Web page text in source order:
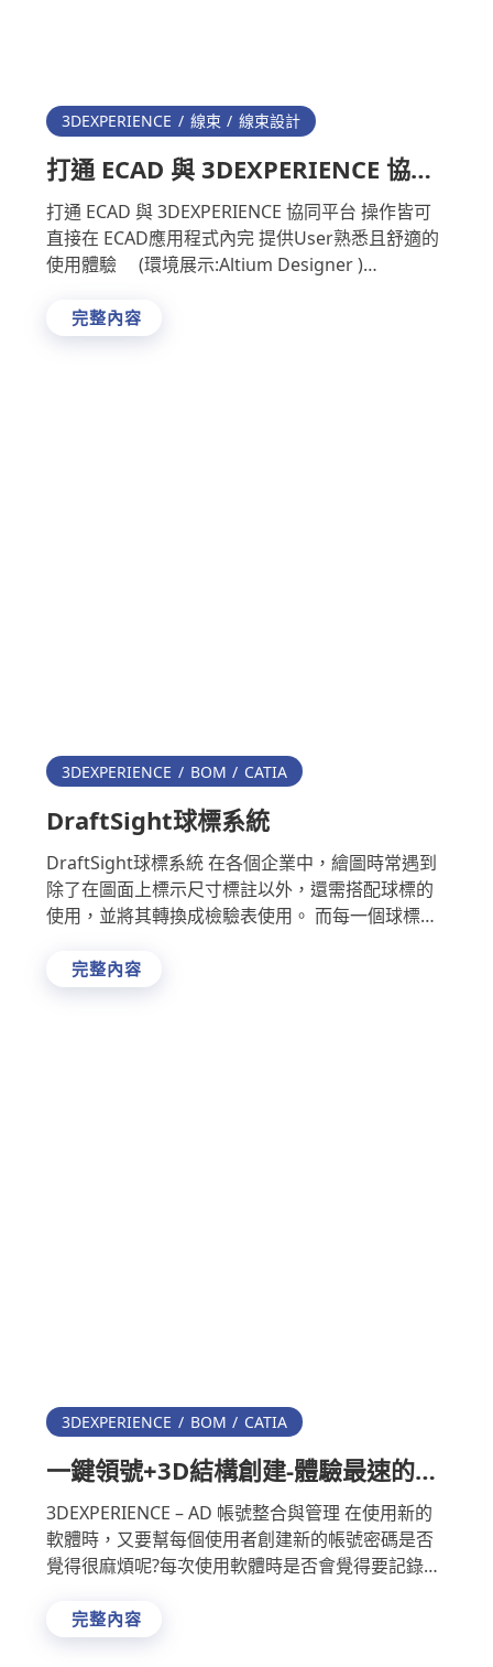
3DEXPERIENCE 線束 線束設計
打通 ECAD 與 3DEXPERIENCE 協同
平台
打通 ECAD 與 3DEXPERIENCE 協同平台 操作皆可
直接在 ECAD應用程式內完 提供User熟悉且舒適的
使用體驗 (環境展示:Altium Designer )
完整內容
3DEXPERIENCE BOM CATIA
DraftSight球標系統
DraftSight球標系統 在各個企業中，繪圖時常遇到
除了在圖面上標示尺寸標註以外，還需搭配球標的
使用，並將其轉換成檢驗表使用。 而每一個球標的
容易有 …
完整內容
3DEXPERIENCE BOM CATIA
一鍵領號+3D結構創建-體驗最速的
BOM產出
3DEXPERIENCE – AD 帳號整合與管理 在使用新的
軟體時，又要幫每個使用者創建新的帳號密碼是否
覺得很麻煩呢?每次使用軟體時是否會覺得要記錄多
完整內容